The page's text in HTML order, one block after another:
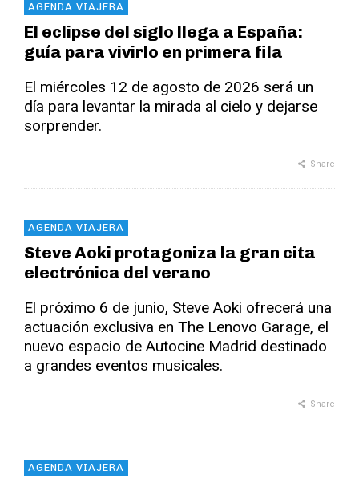
AGENDA VIAJERA
El eclipse del siglo llega a España:
guía para vivirlo en primera fila
El miércoles 12 de agosto de 2026 será un
día para levantar la mirada al cielo y dejarse
sorprender.
Share
AGENDA VIAJERA
Steve Aoki protagoniza la gran cita
electrónica del verano
El próximo 6 de junio, Steve Aoki ofrecerá una
actuación exclusiva en The Lenovo Garage, el
nuevo espacio de Autocine Madrid destinado
a grandes eventos musicales.
Share
AGENDA VIAJERA